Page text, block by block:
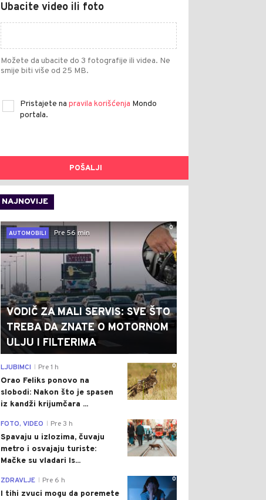
Ubacite video ili foto
Možete da ubacite do 3 fotografije ili videa. Ne
smije biti više od 25 MB.
Pristajete na pravila korišćenja Mondo
portala.
POŠALJI
NAJNOVIJE
0
AUTOMOBILI
Pre 56 min
VODIČ ZA MALI SERVIS: SVE ŠTO
TREBA DA ZNATE O MOTORNOM
ULJU I FILTERIMA
0
LJUBIMCI Pre 1 h
Orao Feliks ponovo na
slobodi: Nakon što je spasen
iz kandži krijumčara ...
0
FOTO, VIDEO Pre 3 h
Spavaju u izlozima, čuvaju
metro i osvajaju turiste:
Mačke su vladari Is...
0
ZDRAVLJE Pre 6 h
I tihi zvuci mogu da poremete